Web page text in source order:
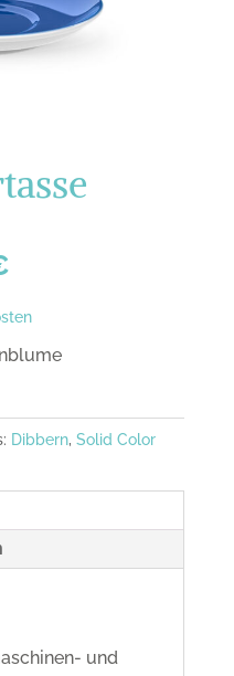
Dibbern, Solid Color
und